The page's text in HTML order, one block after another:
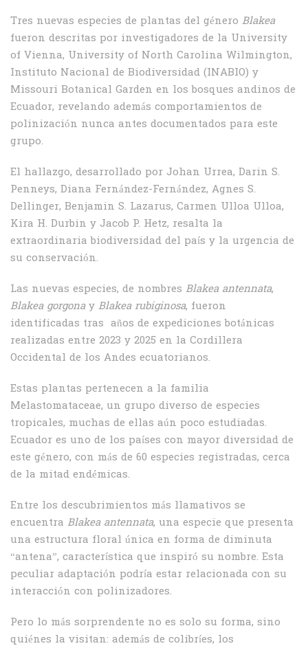
Tres nuevas especies de plantas del género Blakea
fueron descritas por investigadores de la University
of Vienna, University of North Carolina Wilmington,
Instituto Nacional de Biodiversidad (INABIO) y
Missouri Botanical Garden en los bosques andinos de
Ecuador, revelando además comportamientos de
polinización nunca antes documentados para este
grupo.
El hallazgo, desarrollado por Johan Urrea, Darin S.
Penneys, Diana Fernández-Fernández, Agnes S.
Dellinger, Benjamin S. Lazarus, Carmen Ulloa Ulloa,
Kira H. Durbin y Jacob P. Hetz, resalta la
extraordinaria biodiversidad del país y la urgencia de
su conservación.
Las nuevas especies, de nombres Blakea antennata,
Blakea gorgonay Blakea rubiginosa, fueron
identificadas tras años de expediciones botánicas
realizadas entre 2023 y 2025 en la Cordillera
Occidental de los Andes ecuatorianos.
Estas plantas pertenecen a la familia
Melastomataceae, un grupo diverso de especies
tropicales, muchas de ellas aún poco estudiadas.
Ecuador es uno de los países con mayor diversidad de
este género, con más de 60 especies registradas, cerca
de la mitad endémicas.
Entre los descubrimientos más llamativos se
encuentra Blakea antennata, una especie que presenta
una estructura floral única en forma de diminuta
“antena”, característica que inspiró su nombre. Esta
peculiar adaptación podría estar relacionada con su
interacción con polinizadores.
Pero lo más sorprendente no es solo su forma, sino
quiénes la visitan: además de colibríes, los